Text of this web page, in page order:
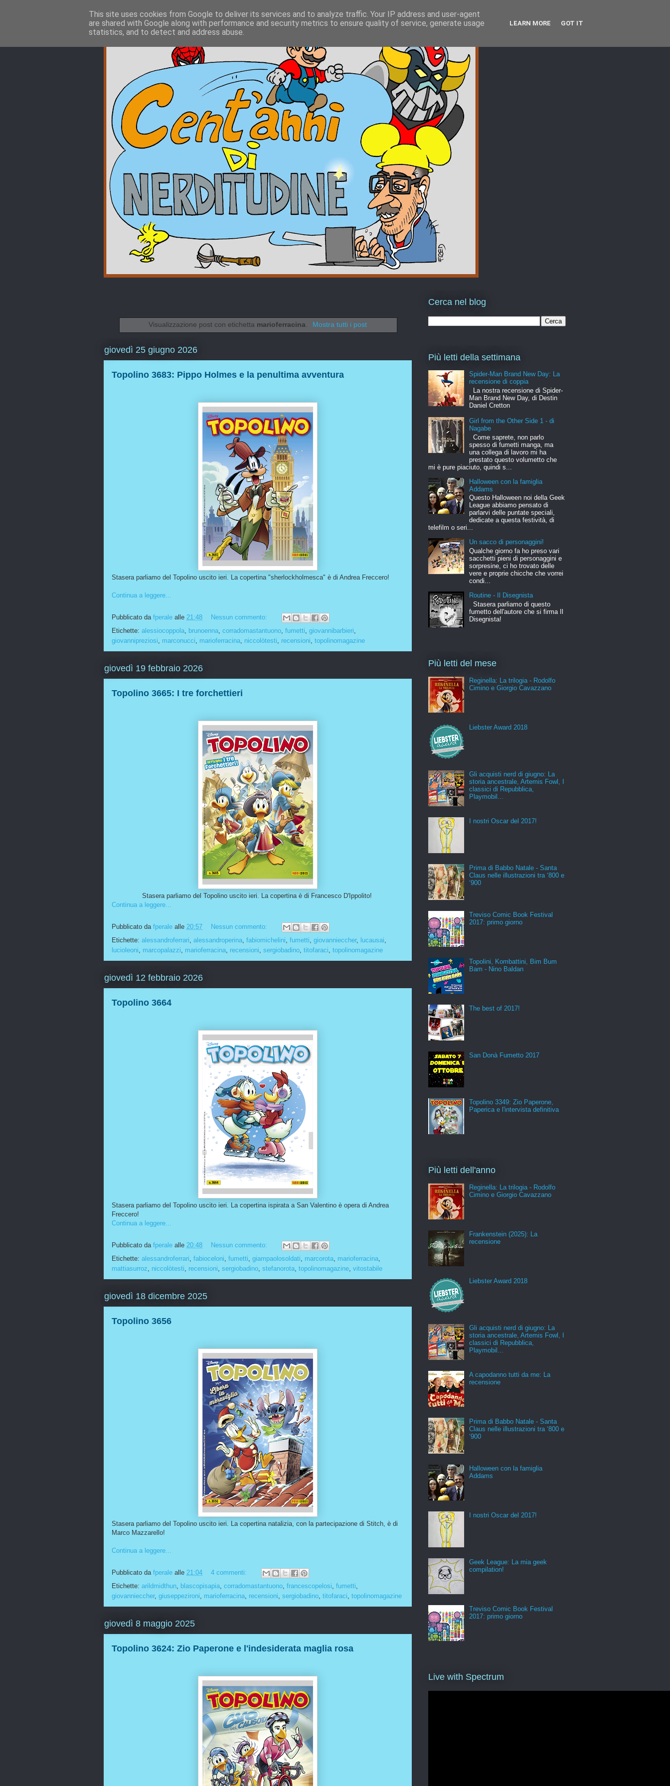
Visualizzazione post con etichetta marioferracina. Mostra tutti i post
giovedì 25 giugno 2026
Topolino 3683: Pippo Holmes e la penultima avventura
Stasera parliamo del Topolino uscito ieri. La copertina "sherlockholmesca" è di Andrea Freccero!
Continua a leggere...
Pubblicato da fperale alle 21:48
Nessun commento:
Etichette: alessiocoppola brunoenna corradomastantuono fumetti giovannibarbieri
giovannipreziosi
marconucci marioferracina niccolòtesti recensioni topolinomagazine
giovedì 19 febbraio 2026
Topolino 3665: I tre forchettieri
Stasera parliamo del Topolino uscito ieri. La copertina è di Francesco D'Ippolito!
Continua a leggere...
Pubblicato da fperale alle 20:57
Nessun commento:
Etichette: alessandroferrari alessandroperina fabiomichelini fumetti giovannieccher, lucausai
lucioleoni
marcopalazzi marioferracina recensioni sergiobadino titofaraci topolinomagazine
giovedì 12 febbraio 2026
Topolino 3664
Stasera parliamo del Topolino uscito ieri. La copertina ispirata a San Valentino è opera di Andrea
Freccero!
Continua a leggere...
Pubblicato da fperale alle 20:48
Nessun commento:
Etichette: alessandroferrari fabioceloni fumetti giampaolosoldati marcorota marioferracina
mattiasurroz
niccolòtesti recensioni sergiobadino stefanorota topolinomagazine vitostabile
giovedì 18 dicembre 2025
Topolino 3656
Stasera parliamo del Topolino uscito ieri. La copertina natalizia, con la partecipazione di Stitch, è di
Marco Mazzarello!
Continua a leggere...
Pubblicato da fperale alle 21:04
4 commenti:
Etichette: arildmidthun blascopisapia corradomastantuono francescopelosi fumetti
giovannieccher, giuseppezironi marioferracina recensioni sergiobadino titofaraci topolinomagazine
giovedì 8 maggio 2025
Topolino 3624: Zio Paperone e l'indesiderata maglia rosa
Cerca nel blog
Più letti della settimana
Spider-Man Brand New Day: La
recensione di coppia
La nostra recensione di Spider-
Man Brand New Day, di Destin
Daniel Cretton
Girl from the Other Side 1 - di
Nagabe
Come saprete, non parlo
spesso di fumetti manga, ma
una collega di lavoro mi ha
prestato questo volumetto che
mi è pure piaciuto, quindi s...
Halloween con la famiglia
Addams
Questo Halloween noi della Geek
League abbiamo pensato di
parlarvi delle puntate speciali,
dedicate a questa festività, di
telefilm o seri...
Un sacco di personaggini!
Qualche giorno fa ho preso vari
sacchetti pieni di personaggini e
sorpresine, ci ho trovato delle
vere e proprie chicche che vorrei
condi...
Routine - Il Disegnista
Stasera parliamo di questo
fumetto dell'autore che si firma Il
Disegnista!
Più letti del mese
Reginella: La trilogia - Rodolfo
Cimino e Giorgio Cavazzano
Liebster Award 2018
Gli acquisti nerd di giugno: La
storia ancestrale, Artemis Fowl, I
classici di Repubblica,
Playmobil...
I nostri Oscar del 2017!
Prima di Babbo Natale - Santa
Claus nelle illustrazioni tra ‘800 e
‘900
Treviso Comic Book Festival
2017: primo giorno
Topolini, Kombattini, Bim Bum
Bam - Nino Baldan
The best of 2017!
San Donà Fumetto 2017
Topolino 3349: Zio Paperone,
Paperica e l'intervista definitiva
Più letti dell'anno
Reginella: La trilogia - Rodolfo
Cimino e Giorgio Cavazzano
Frankenstein (2025): La
recensione
Liebster Award 2018
Gli acquisti nerd di giugno: La
storia ancestrale, Artemis Fowl, I
classici di Repubblica,
Playmobil...
A capodanno tutti da me: La
recensione
Prima di Babbo Natale - Santa
Claus nelle illustrazioni tra ‘800 e
‘900
Halloween con la famiglia
Addams
I nostri Oscar del 2017!
Geek League: La mia geek
compilation!
Treviso Comic Book Festival
2017: primo giorno
Live with Spectrum
This site uses cookies from Google to deliver its services and to analyze traffic. Your IP address and user-agent
are shared with Google along with performance and security metrics to ensure quality of service, generate usage
statistics, and to detect and address abuse.
LEARN MORE GOT IT